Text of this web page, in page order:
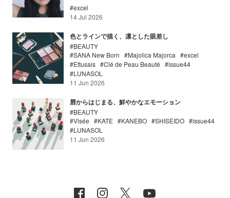
excel
14 Jul 2026
色とラインで描く、凛とした眼差し
BEAUTY
SANA New Born
Majolica Majorca
excel
Ettusais
Clé de Peau Beauté
issue44
LUNASOL
11 Jun 2026
唇からはじまる、鮮やかなエモーション
BEAUTY
Visée
KATE KANEBO SHISEIDO
issue44
LUNASOL
11 Jun 2026